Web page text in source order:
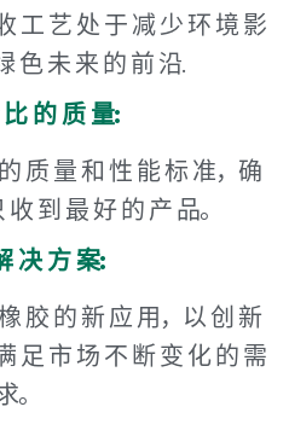
工 艺 处 于 减 少 环 境 影
色 未 来 的 前 沿.
的 质 量:
质 量 和 性 能 标 准，确
到 最 好 的 产 品。
决 方 案:
胶 的 新 应 用，以 创 新
足 市 场 不 断 变 化 的 需
。